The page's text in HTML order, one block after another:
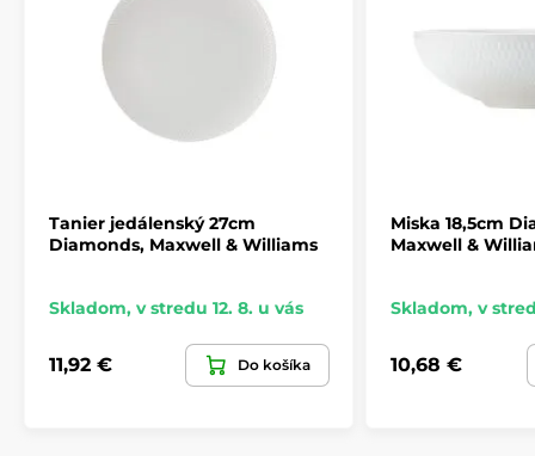
Tanier jedálenský 27cm
Diamonds, Maxwell & Williams
Skladom, v stredu 12. 8. u vás
11,92 € Do košíka
Miska 18,5cm
Maxwell &
Skladom, v
10,68 €